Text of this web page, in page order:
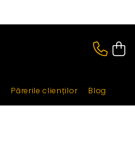
Părerile clienților Blog